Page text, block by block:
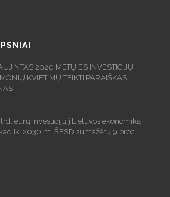
2020 METŲ ES INVESTICIJŲ
KVIETIMŲ TEIKTI PARAIŠKAS
eurų investicijų į Lietuvos ekonomiką
Iki 2030 m. ŠESD sumažėtų 9 proc.